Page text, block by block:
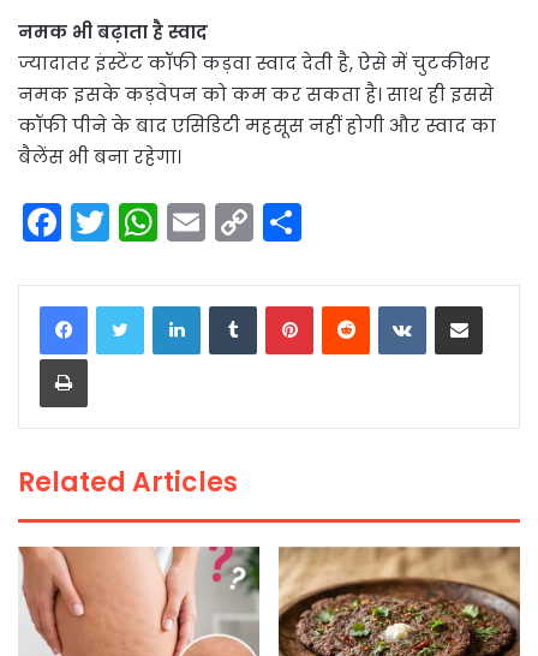
नमक भी बढ़ाता है स्वाद
ज्यादातर इंस्टेंट कॉफी कड़वा स्वाद देती है, ऐसे में चुटकीभर
नमक इसके कड़वेपन को कम कर सकता है। साथ ही इससे
कॉफी पीने के बाद एसिडिटी महसूस नहीं होगी और स्वाद का
बैलेंस भी बना रहेगा।
F
a
c
e
b
o
k
T
w
itt
er
W
h
a
ts
p
E
m
ai
C
o
p
n
ar
LinkedInTumblrPinterestReddit VKontakteShare via Email
Print
Related Articles